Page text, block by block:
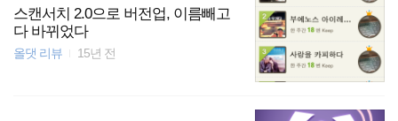
스캔서치 2.0으로 버전업, 이름빼고
다 바뀌었다
올댓 리뷰 15년 전